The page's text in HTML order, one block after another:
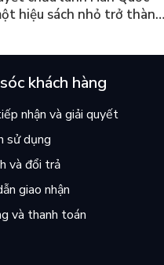
hiệu sách nhỏ trở thành
khách hàng
nhận và giải quyết
sử dụng
và đổi trả
giao nhận
và thanh toán